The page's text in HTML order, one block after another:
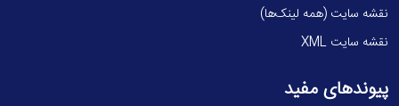
نقشه سایت (همه لینک‌ها)
نقشه سایت XML
پیوندهای مفید